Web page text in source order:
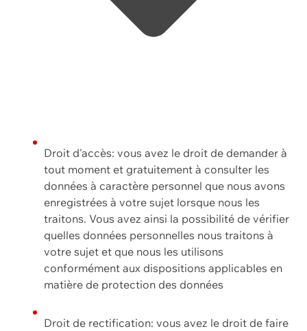
Droit d'accès: vous avez le droit de demander à
tout moment et gratuitement à consulter les
données à caractère personnel que nous avons
enregistrées à votre sujet lorsque nous les
traitons. Vous avez ainsi la possibilité de vérifier
quelles données personnelles nous traitons à
votre sujet et que nous les utilisons
conformément aux dispositions applicables en
matière de protection des données
Droit de rectification: vous avez le droit de faire